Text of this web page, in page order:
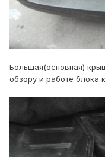
Большая(основная)
обзору и работе блока